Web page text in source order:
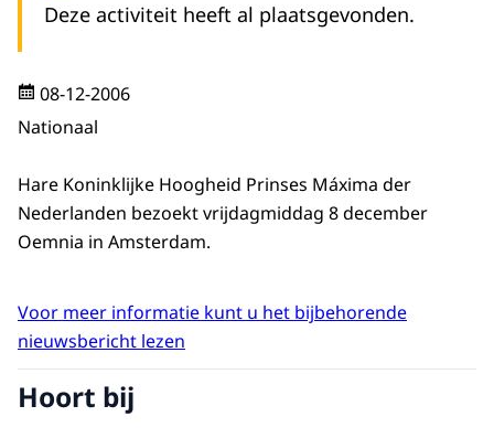
Deze activiteit heeft al plaatsgevonden.
08-12-2006
Nationaal
Hare Koninklijke Hoogheid Prinses Máxima der
Nederlanden bezoekt vrijdagmiddag 8 december
Oemnia in Amsterdam.
Voor meer informatie kunt u het bijbehorende
nieuwsbericht lezen
Hoort bij